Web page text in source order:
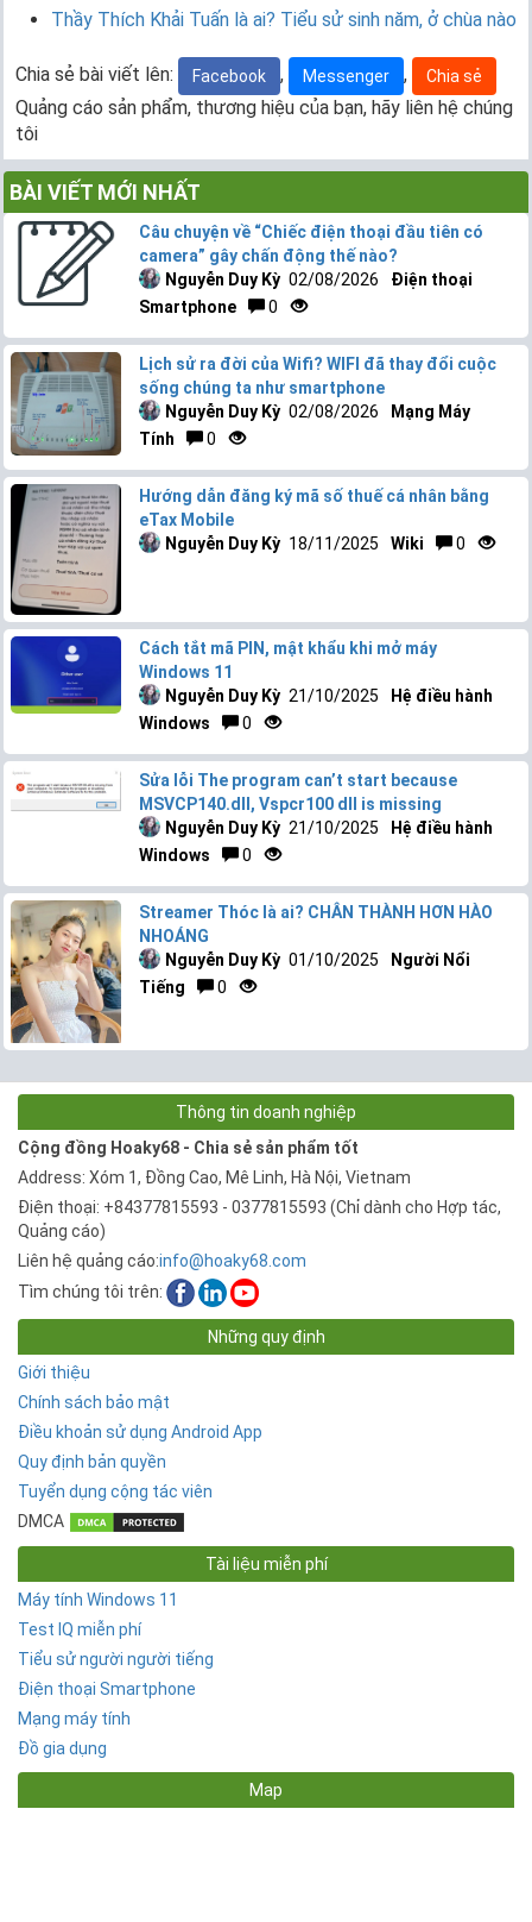
Thầy Thích Khải Tuấn là ai? Tiểu sử sinh năm, ở chùa nào
Chia sẻ bài viết lên: Facebook , Messenger , Chia sẻ
Quảng cáo sản phẩm, thương hiệu của bạn, hãy liên hệ chúng
tôi
BÀI VIẾT MỚI NHẤT
Câu chuyện về “Chiếc điện thoại đầu tiên có
camera” gây chấn động thế nào?
Nguyễn Duy Kỳ 02/08/2026
Điện thoại
Smartphone
0
Lịch sử ra đời của Wifi? WIFI đã thay đổi cuộc
sống chúng ta như smartphone
Nguyễn Duy Kỳ 02/08/2026
Mạng Máy
Tính
0
Hướng dẫn đăng ký mã số thuế cá nhân bằng
eTax Mobile
Nguyễn Duy Kỳ 18/11/2025 Wiki 0
Cách tắt mã PIN, mật khẩu khi mở máy
Windows 11
Nguyễn Duy Kỳ 21/10/2025
Hệ điều hành
Windows
0
Sửa lỗi The program can’t start because
MSVCP140.dll, Vspcr100 dll is missing
Nguyễn Duy Kỳ 21/10/2025
Hệ điều hành
Windows
0
Streamer Thóc là ai? CHÂN THÀNH HƠN HÀO
NHOÁNG
Nguyễn Duy Kỳ 01/10/2025
Người Nổi
Tiếng
0
Thông tin doanh nghiệp
Cộng đồng Hoaky68 - Chia sẻ sản phẩm tốt
Address: Xóm 1, Đồng Cao, Mê Linh, Hà Nội, Vietnam
Điện thoại: +84377815593 - 0377815593 (Chỉ dành cho Hợp tác,
Quảng cáo)
Liên hệ quảng cáo:info@hoaky68.com
Tìm chúng tôi trên:
Những quy định
Giới thiệu
Chính sách bảo mật
Điều khoản sử dụng Android App
Quy định bản quyền
Tuyển dụng cộng tác viên
DMCA
Tài liệu miễn phí
Máy tính Windows 11
Test IQ miễn phí
Tiểu sử người người tiếng
Điện thoại Smartphone
Mạng máy tính
Đồ gia dụng
Map